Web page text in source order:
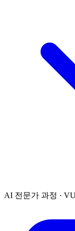
AI 전문가 과정 ·